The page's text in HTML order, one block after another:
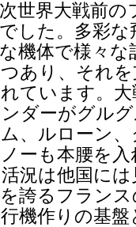
世界大戦前の
した。多彩
機体で様々
あり、それ
ています。
ダーがグル
、ルローン
ーも本腰を
況は他国に
誇るフラン
機作りの基